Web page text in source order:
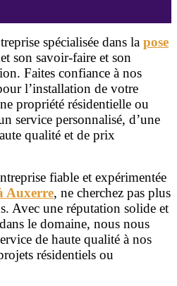
spécialisée dans la pose
son savoir-faire et son
Faites confiance à nos
l’installation de votre
propriété résidentielle ou
service personnalisé, d’une
qualité et de prix
fiable et expérimentée
Auxerre, ne cherchez pas plus
Avec une réputation solide et
le domaine, nous nous
de haute qualité à nos
résidentiels ou